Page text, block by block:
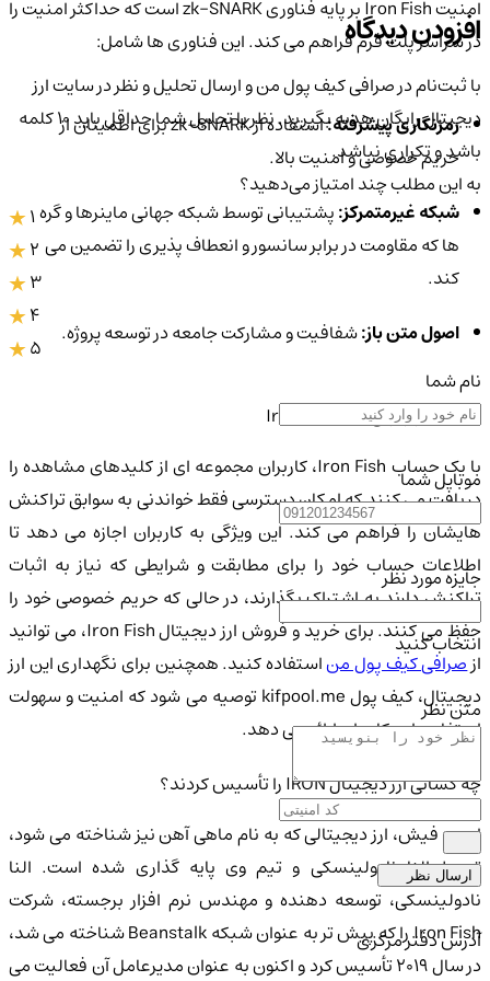
امنیت Iron Fish بر پایه فناوری zk-SNARK است که حداکثر امنیت را
در سراسر پلت فرم فراهم می کند. این فناوری ها شامل:
رمزنگاری پیشرفته:
استفاده از zk-SNARK برای اطمینان از
حریم خصوصی و امنیت بالا.
شبکه غیرمتمرکز:پشتیبانی توسط شبکه جهانی ماینرها و گره
ها که مقاومت در برابر سانسور و انعطاف پذیری را تضمین می
کند.
اصول متن باز:شفافیت و مشارکت جامعه در توسعه پروژه.
امکانات و ویژگی های Iron Fish
با یک حساب Iron Fish، کاربران مجموعه ای از کلیدهای مشاهده را
دریافت می کنند که امکان دسترسی فقط خواندنی به سوابق تراکنش
هایشان را فراهم می کند. این ویژگی به کاربران اجازه می دهد تا
اطلاعات حساب خود را برای مطابقت و شرایطی که نیاز به اثبات
تراکنش دارند به اشتراک بگذارند، در حالی که حریم خصوصی خود را
حفظ می کنند. برای خرید و فروش ارز دیجیتال Iron Fish، می توانید
ازصرافی کیف پول مناستفاده کنید. همچنین برای نگهداری این ارز
دیجیتال، کیف پول kifpool.me توصیه می شود که امنیت و سهولت
استفاده را به کاربران ارائه می دهد.
چه کسانی ارز دیجیتال IRON را تأسیس کردند؟
ایرون فیش، ارز دیجیتالی که به نام ماهی آهن نیز شناخته می شود،
توسط النا نادولینسکی و تیم وی پایه گذاری شده است. النا
نادولینسکی، توسعه دهنده و مهندس نرم افزار برجسته، شرکت
Iron Fish را که پیش تر به عنوان شبکه Beanstalk شناخته می شد،
در سال 2019 تأسیس کرد و اکنون به عنوان مدیرعامل آن فعالیت می
افزودن دیدگاه
با ثبت‌نام در صرافی کیف پول من و ارسال تحلیل و نظر در سایت ارز
دیجیتال رایگان هدیه بگیرید. نظر یا تحلیل شما حداقل باید ۱۰ کلمه
باشد و تکراری نباشد.
به این مطلب چند امتیاز می‌دهید؟
1
2
3
4
5
نام شما
موبایل شما
جایزه مورد نظر
انتخاب کنید
متن نظر
ارسال نظر
آدرس دفتر مرکزی